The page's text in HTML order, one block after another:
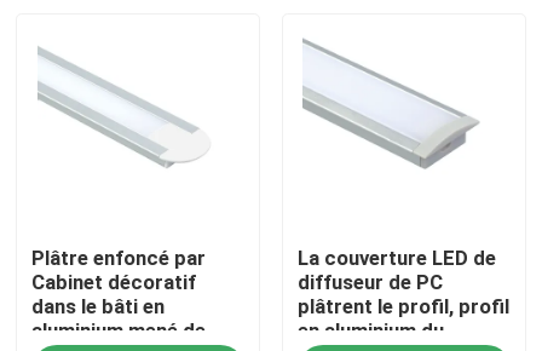
Maison
Plâtre enfoncé par
Cabinet décoratif
dans le bâti en
aluminium mené de
La couverture LED de
diffuseur de PC
plâtrent le profil, profil
en aluminium du